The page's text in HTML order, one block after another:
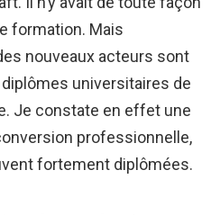
formation. Mais
nouveaux acteurs sont
universitaires de
Je constate en effet une
professionnelle,
fortement diplômées.